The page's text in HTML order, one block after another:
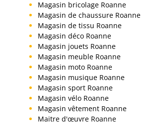
Magasin bricolage Roanne
Magasin de chaussure Roanne
Magasin de tissu Roanne
Magasin déco Roanne
Magasin jouets Roanne
Magasin meuble Roanne
Magasin moto Roanne
Magasin musique Roanne
Magasin sport Roanne
Magasin vélo Roanne
Magasin vêtement Roanne
Maitre d'œuvre Roanne